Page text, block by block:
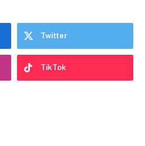
Twitter
TikTok